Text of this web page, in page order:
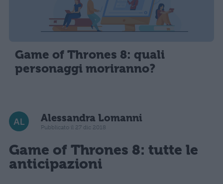
Game of Thrones 8: quali
personaggi moriranno?
Alessandra Lomanni
Pubblicato il 27 dic 2018
Game of Thrones 8: tutte le
anticipazioni